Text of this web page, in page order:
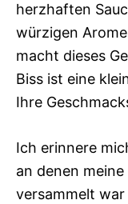
herzhaften
würzigen
macht dieses
Biss ist eine
Ihre
Ich erinnere
an denen
versammelt